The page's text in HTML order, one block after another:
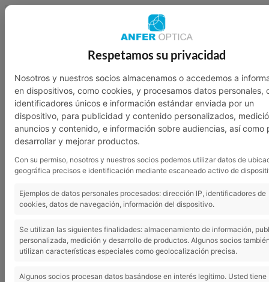
949 23 07 46
601 136 762
Respetamos su privacidad
Nosotros y nuestros socios almacenamos o accedemos a
en dispositivos, como cookies, y procesamos datos personales,
identificadores únicos e información estándar enviada por un
dispositivo, para publicidad y contenido personalizados,
anuncios y contenido, e información sobre audiencias, así como
desarrollar y mejorar productos.
Con su permiso, nosotros y nuestros socios podemos utilizar datos de
geográfica precisos e identificación mediante escaneado activo de
Ejemplos de datos personales procesados: dirección IP, identificadores de
cookies, datos de navegación, información del dispositivo.
Se utilizan las siguientes finalidades: almacenamiento de información,
personalizada, medición y desarrollo de productos. Algunos socios
utilizan características especiales como geolocalización precisa.
Algunos socios procesan datos basándose en interés legítimo. Usted tiene